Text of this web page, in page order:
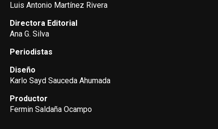
Luis Antonio Martínez Rivera
Directora Editorial
Ana G. Silva
Periodistas
Diseño
Karlo Sayd Sauceda Ahumada
Productor
Fermin Saldaña Ocampo